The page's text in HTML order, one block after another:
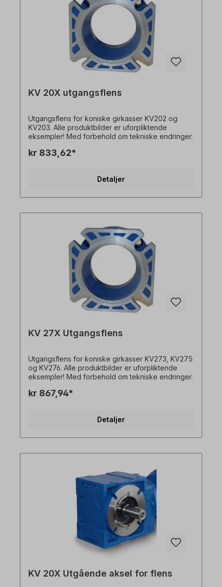
KV 20X utgangsflens
Utgangsflens for koniske girkasser KV202 og
KV203. Alle produktbilder er uforpliktende
eksempler! Med forbehold om tekniske endringer.
kr 833,62*
Detaljer
KV 27X Utgangsflens
Utgangsflens for koniske girkasser KV273, KV275
og KV276. Alle produktbilder er uforpliktende
eksempler! Med forbehold om tekniske endringer.
kr 867,94*
Detaljer
KV 20X Utgående aksel for flens